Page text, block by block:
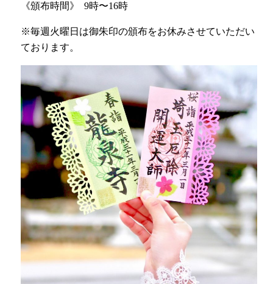
《頒布時間》 9時〜16時
※毎週火曜日は御朱印の頒布をお休みさせていただい
ております。